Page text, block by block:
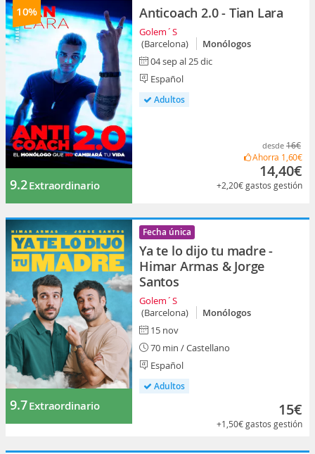
10%
9.2Extraordinario
Anticoach 2.0 - Tian Lara
Golem´S
(Barcelona)
Monólogos
04 sep al 25 dic
Español
Adultos
desde 16€
Ahorra 1,60€
14,40€
+2,20€gastos gestión
9.7Extraordinario
Fecha única
Ya te lo dijo tu madre -
Himar Armas & Jorge
Santos
Golem´S
(Barcelona)
Monólogos
15 nov
70 min / Castellano
Español
Adultos
15€
+1,50€gastos gestión